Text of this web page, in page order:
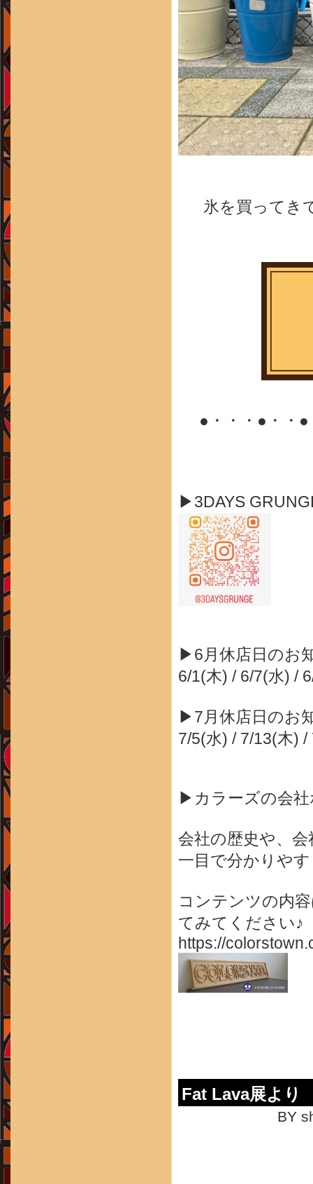
氷を買ってき
●・・・●・・
▶3DAYS
▶6月休店日のお
6/1(木) / 6/7(水) /
▶7月休店日のお
7/5(水) / 7/13(木)
▶カラーズの会
会社の歴史や、
一目で分かりや
コンテンツの内
てみてください♪
https://
Fat Lava展よ
BY